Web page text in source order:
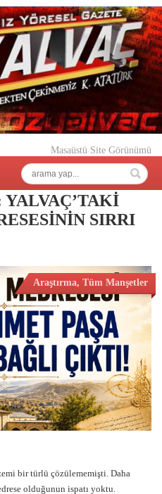
Masaüstü Site Görünümü
YALVAÇ’TAKİ
SIRRI
Araştırma, Tüm Manşetler
bir türlü çözülememişti. Daha
olduğunun ispatı yoktu.